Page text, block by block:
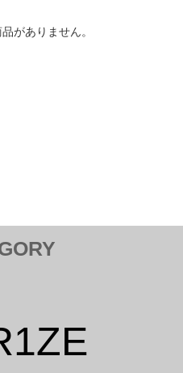
がありません。
ンキット